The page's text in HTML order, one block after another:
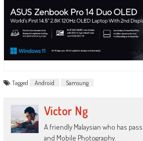
Tagged Android Samsung
Victor Ng
A friendly Malaysian who has
and Mobile Photography.